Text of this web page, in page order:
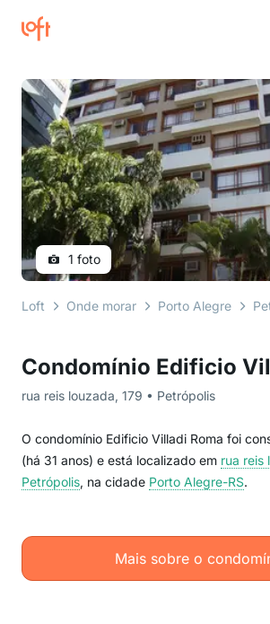
Condomínio Edificio
rua reis louzada, 179 • Petrópolis
O condomínio Edificio Villadi Roma foi
(há 31 anos) e está localizado em rua reis
Petrópolis, na cidade Porto Alegre-RS.
Mais sobre o
1 foto
Loft Onde morar Porto Alegre